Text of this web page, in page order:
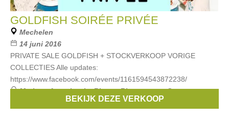
GOLDFISH SOIRÉE PRIVÉE
Mechelen
14 juni 2016
PRIVATE SALE GOLDFISH + STOCKVERKOOP VORIGE
COLLECTIES Alle updates:
https://www.facebook.com/events/1161594543872238/
Merken:Anne kurris,Rita co Rita,aymara,Superga,
BEKIJK DEZE VERKOOP